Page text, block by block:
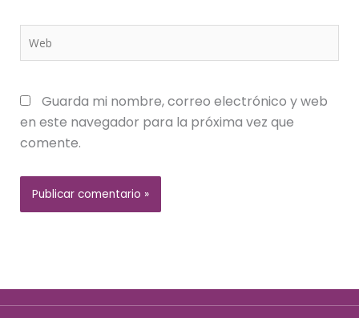
Web
Guarda mi nombre, correo electrónico y web
en este navegador para la próxima vez que
comente.